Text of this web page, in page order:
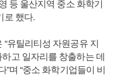
등 울산지역 중소 화학기
로 했다.
유틸리티성 자원공유 지
고 일자리를 창출하는 데
며 “중소 화학기업들이 비